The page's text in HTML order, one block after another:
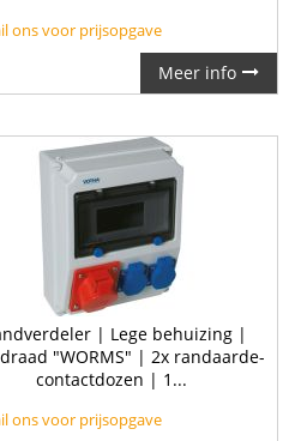
ons voor prijsopgave
Meer info
| Lege behuizing |
"WORMS" | 2x randaarde-
contactdozen | 1...
ons voor prijsopgave